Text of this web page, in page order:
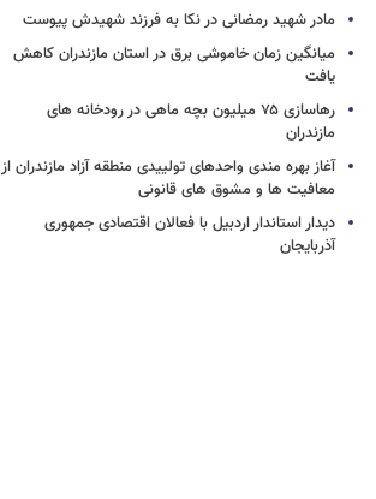
مادر شهید رمضانی در نکا به فرزند شهیدش پیوست
میانگین زمان خاموشی برق در استان مازندران کاهش
یافت
رهاسازی ۷۵ میلیون بچه ماهی در رودخانه های
مازندران
آغاز بهره مندی واحدهای تولییدی منطقه آزاد مازندران از
معافیت ها و مشوق های قانونی
دیدار استاندار اردبیل با فعالان اقتصادی جمهوری
آذربایجان